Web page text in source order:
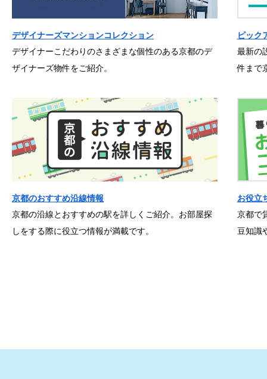
デザイナーズマンションコレクション
デザイナーこだわりのさまざまな個性のある京都のデ
ザイナーズ物件をご紹介。
ピック
最新の
件まで
京都のおすすめ沿線情報
京都の沿線とおすすめの駅を詳しくご紹介。お部屋探
しをする際に役立つ情報が満載です。
お役立
京都で
豆知識